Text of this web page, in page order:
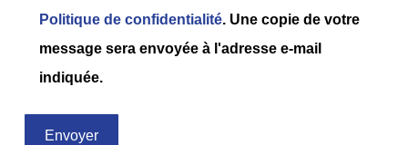
Politique de confidentialité. Une copie de votre
message sera envoyée à l'adresse e-mail
indiquée.